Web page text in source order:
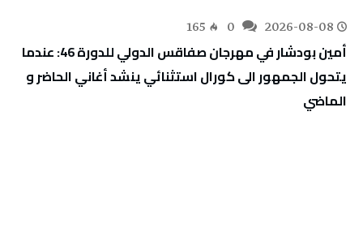
2026-08-08
165
أمين بودشار في مهرجان صفاقس الدولي للدورة 46: عندما
يتحول الجمهور الى كورال استثنائي ينشد أغاني الحاضر و
الماضي